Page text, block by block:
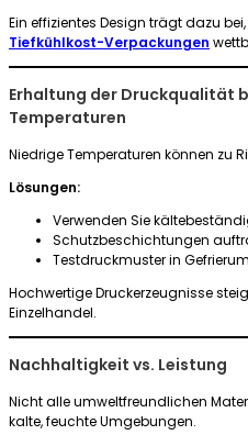
Ein effizientes Design trägt dazu
Tiefkühlkost-Verpackungen
Erhaltung der Druckqualität
Temperaturen
Niedrige Temperaturen können zu
Lösungen:
Verwenden Sie
Schutzbeschichtungen
Testdruckmuster in
Hochwertige Druckerzeugnisse
Einzelhandel.
Nachhaltigkeit vs. Leistung
Nicht alle umweltfreundlichen
kalte, feuchte Umgebungen.